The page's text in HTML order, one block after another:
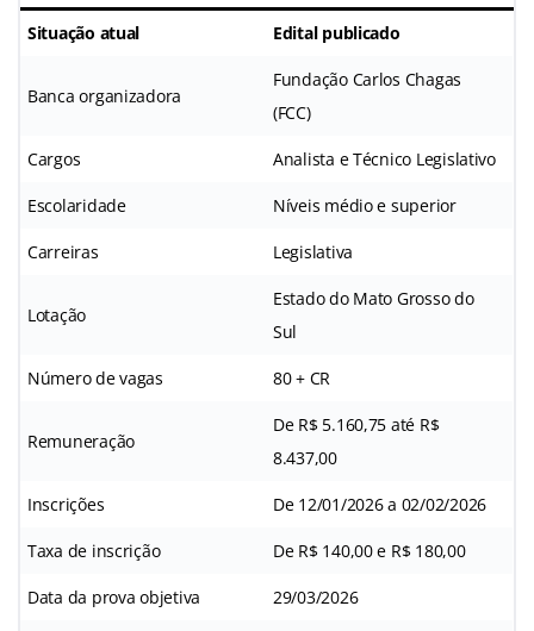
Situação atual Edital publicado
Banca organizadora
Fundação Carlos Chagas
(FCC)
Cargos Analista e Técnico Legislativo
Escolaridade Níveis médio e superior
Carreiras Legislativa
Lotação
Estado do Mato Grosso do
Sul
Número de vagas 80 + CR
Remuneração
De R$ 5.160,75 até R$
8.437,00
Inscrições De 12/01/2026 a 02/02/2026
Taxa de inscrição De R$ 140,00 e R$ 180,00
Data da prova objetiva 29/03/2026